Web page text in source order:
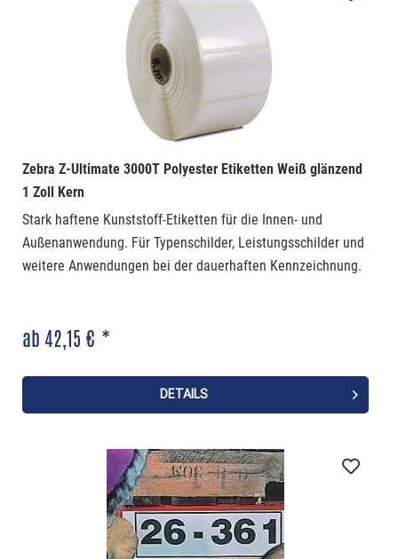
Zebra Z-Ultimate 3000T Polyester Etiketten Weiß glänzend
1 Zoll Kern
Stark haftene Kunststoff-Etiketten für die Innen- und
Außenanwendung. Für Typenschilder, Leistungsschilder und
weitere Anwendungen bei der dauerhaften Kennzeichnung.
ab 42,15 € *
DETAILS